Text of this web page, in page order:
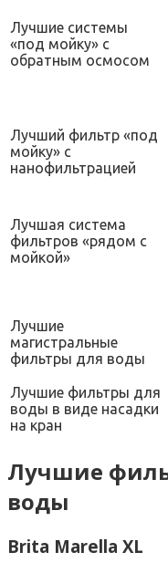
Лучшие системы
«под мойку» с
обратным осмосом
Лучший фильтр «под
мойку» с
нанофильтрацией
Лучшая система
фильтров «рядом с
мойкой»
Лучшие
магистральные
фильтры для воды
Лучшие фильтры для
воды в виде насадки
на кран
Лучшие
воды
Brita Marella XL